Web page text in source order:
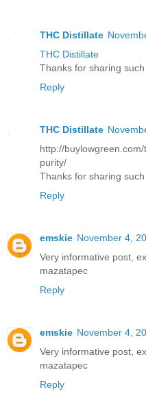
THC Distillate
THC Distillate
Thanks for sharing
Reply
THC Distillate
http://
purity/
Thanks for sharing
Reply
emskie November 4,
Very informative post,
mazatapec
Reply
emskie November 4,
Very informative post,
mazatapec
Reply